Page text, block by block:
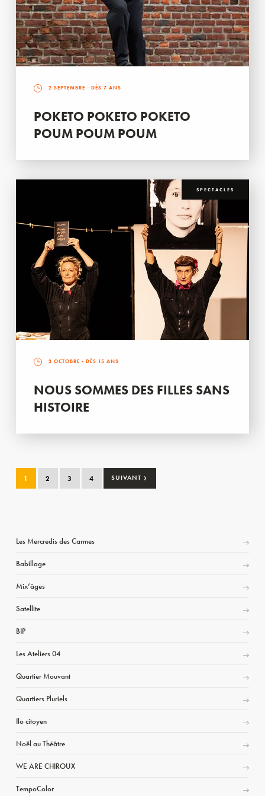
2 SEPTEMBRE - DÈS 7 ANS
POKETO POKETO POKETO
POUM POUM POUM
SPECTACLES
3 OCTOBRE - DÈS 15 ANS
NOUS SOMMES DES FILLES SANS
HISTOIRE
1 2 3 4 SUIVANT ›
Les Mercredis des Carmes
Babillage
Mix’âges
Satellite
BIP
Les Ateliers 04
Quartier Mouvant
Quartiers Pluriels
Ilo citoyen
Noël au Théâtre
WE ARE CHIROUX
TempoColor